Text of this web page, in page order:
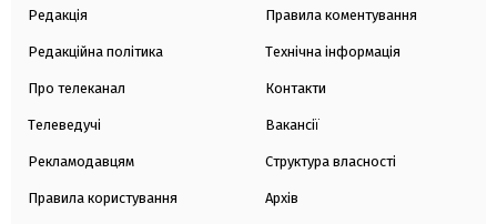
Редакція
Редакційна політика
Про телеканал
Телеведучі
Рекламодавцям
Правила користування
Правила коментування
Технічна інформація
Контакти
Вакансії
Структура власності
Архів